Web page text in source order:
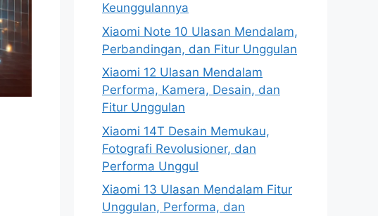
Keunggulannya
Xiaomi Note 10 Ulasan Mendalam,
Perbandingan, dan Fitur Unggulan
Xiaomi 12 Ulasan Mendalam
Performa, Kamera, Desain, dan
Fitur Unggulan
Xiaomi 14T Desain Memukau,
Fotografi Revolusioner, dan
Performa Unggul
Xiaomi 13 Ulasan Mendalam Fitur
Unggulan, Performa, dan